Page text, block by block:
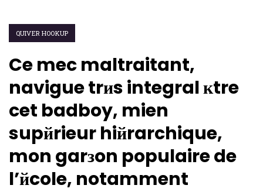
QUIVER HOOKUP
Ce mec maltraitant,
navigue trиs integral кtre
cet badboy, mien
supйrieur hiйrarchique,
mon garзon populaire de
l’йcole, notamment